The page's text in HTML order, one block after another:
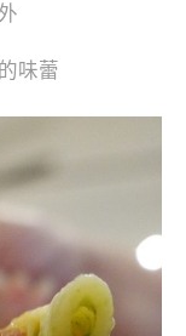
味蕾